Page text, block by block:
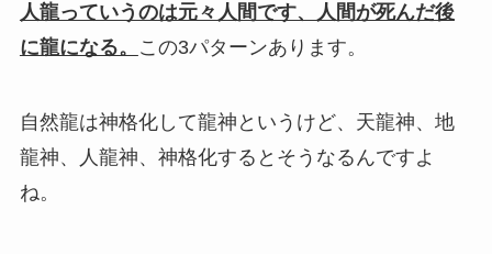
人龍っていうのは元々人間です、人間が死んだ後
に龍になる。
この3パターンあります。
自然龍は神格化して龍神というけど、天龍神、地
龍神、人龍神、神格化するとそうなるんですよ
ね。